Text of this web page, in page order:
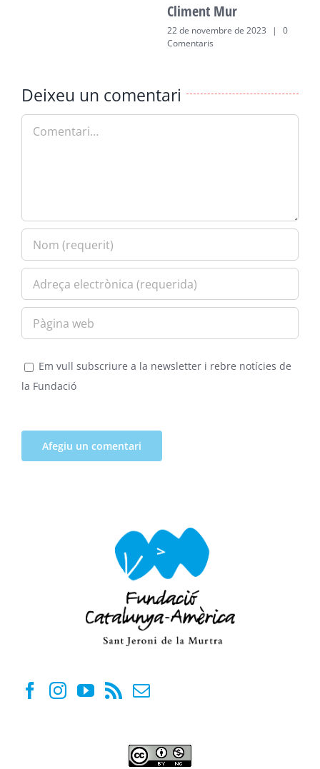
Climent Mur
22 de novembre de 2023 |
0
Comentaris
Deixeu un comentari
Em vull subscriure a la newsletter i rebre notícies de
la Fundació